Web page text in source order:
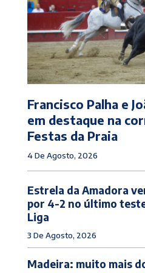
Francisco Palha e
em destaque na
Festas da Praia
4 De Agosto, 2026
Estrela da Amadora
por 4-2 no último
Liga
3 De Agosto, 2026
Madeira: muito mais